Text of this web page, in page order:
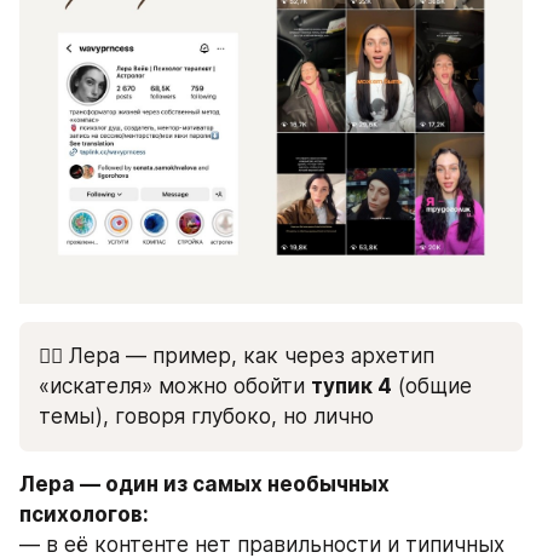
👉🏻 Лера — пример, как через архетип
«искателя» можно обойти тупик 4 (общие
темы), говоря глубоко, но лично
Лера — один из самых необычных
психологов:
— в её контенте нет правильности и типичных